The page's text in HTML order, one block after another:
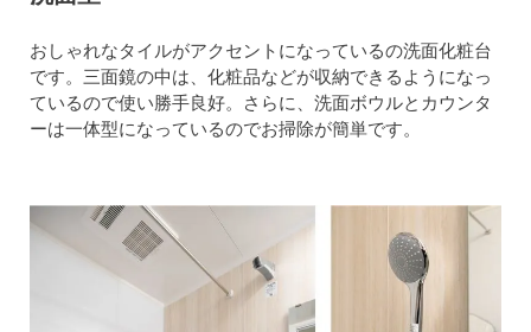
おしゃれなタイルがアクセントになっているの洗面化粧台
です。三面鏡の中は、化粧品などが収納できるようになっ
ているので使い勝手良好。さらに、洗面ボウルとカウンタ
ーは一体型になっているのでお掃除が簡単です。